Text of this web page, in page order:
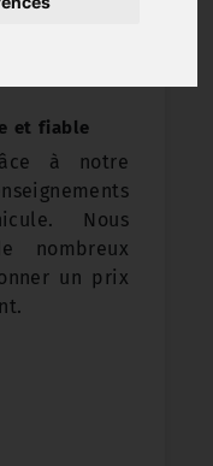
et fiable
à notre
Nous
nombreux
un prix